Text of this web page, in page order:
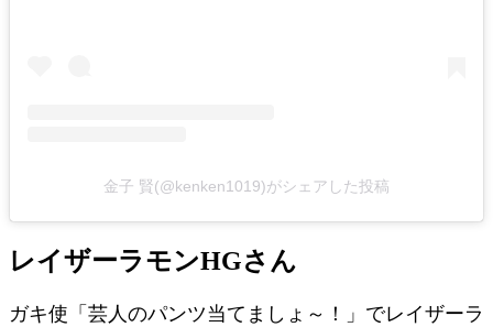
金子 賢(@kenken1019)がシェアした投稿
レイザーラモンHGさん
ガキ使「芸人のパンツ当てましょ～！」でレイザーラ